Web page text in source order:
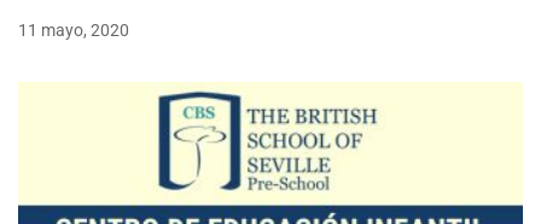
11 mayo, 2020